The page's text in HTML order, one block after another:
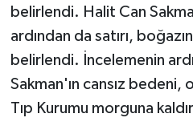
belirlendi. Halit Can
ardından da satırı,
belirlendi. İncelemenin
Sakman'ın cansız
Tıp Kurumu morguna